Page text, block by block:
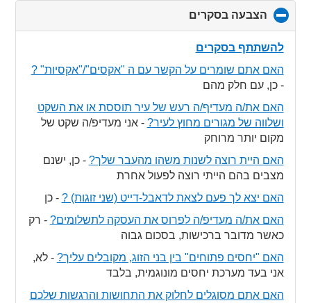
הצבעה בסקרים
to
להשתתף בסקרים
האם אתם שומרים על הקשר עם ה "אקסים"/"אקסיות" ?
-כן, עם חלק מהם
האם את/ה מעדיף/ה רעש של עיר תוססת או את השקט
ושלווה של מגורים מחוץ לעיר? -אני מעדיפ/ה שקט של
מקום יותר מרוחק
האם היית רוצה לשנות משהו מהעבר שלך? -כן, ישנם
מצבים בהם הייתי רוצה לפעול אחרת
האם יצא לך פעם לצאת לדאבל-דייט (שני זוגות) ? -כן
האם את/ה מעדיפ/ה לפרוס את העסקה לתשלומים? - רק
כאשר מדובר ברכישות, בסכום גבוה
האם "יחסים פתוחים" בין בני הזוג, מקובלים עליך? -לא,
אני בעד מערכת יחסים מונוגמית, בלבד
האם אתם מסוגלים לחלוק את התחושות והרגשות שלכם